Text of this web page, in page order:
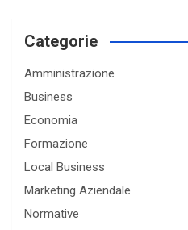
c
Categorie
Amministrazione
Business
Economia
Formazione
Local Business
Marketing Aziendale
Normative